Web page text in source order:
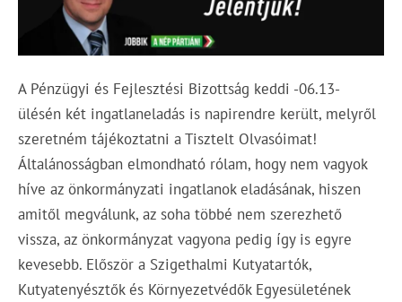
A Pénzügyi és Fejlesztési Bizottság keddi -06.13-
ülésén két ingatlaneladás is napirendre került, melyről
szeretném tájékoztatni a Tisztelt Olvasóimat!
Általánosságban elmondható rólam, hogy nem vagyok
híve az önkormányzati ingatlanok eladásának, hiszen
amitől megválunk, az soha többé nem szerezhető
vissza, az önkormányzat vagyona pedig így is egyre
kevesebb. Először a Szigethalmi Kutyatartók,
Kutyatenyésztők és Környezetvédők Egyesületének